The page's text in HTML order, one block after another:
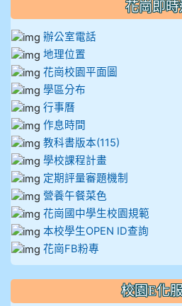
花崗即時
辦公室電話
地理位置
花崗校園平面圖
學區分布
行事曆
作息時間
教科書版本(115)
學校課程計畫
定期評量審題機制
營養午餐菜色
花崗國中學生校園規範
本校學生OPEN ID查詢
花崗FB粉專
校園E化